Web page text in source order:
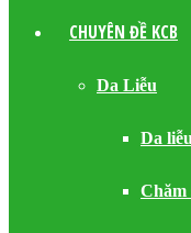
CHUYÊN ĐỀ KCB
Da Liễu
Da
Chăm